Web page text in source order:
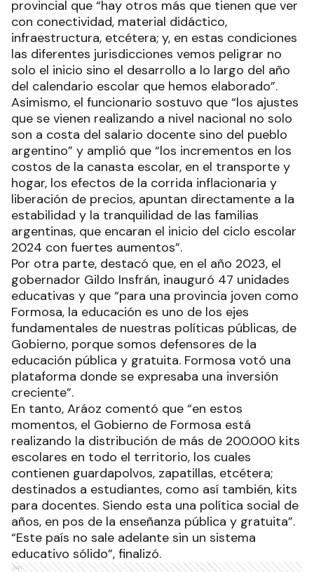
provincial que “hay otros más que tienen que ver
con conectividad, material didáctico,
infraestructura, etcétera; y, en estas condiciones
las diferentes jurisdicciones vemos peligrar no
solo el inicio sino el desarrollo a lo largo del año
del calendario escolar que hemos elaborado”.
Asimismo, el funcionario sostuvo que “los ajustes
que se vienen realizando a nivel nacional no solo
son a costa del salario docente sino del pueblo
argentino” y amplió que “los incrementos en los
costos de la canasta escolar, en el transporte y
hogar, los efectos de la corrida inflacionaria y
liberación de precios, apuntan directamente a la
estabilidad y la tranquilidad de las familias
argentinas, que encaran el inicio del ciclo escolar
2024 con fuertes aumentos”.
Por otra parte, destacó que, en el año 2023, el
gobernador Gildo Insfrán, inauguró 47 unidades
educativas y que “para una provincia joven como
Formosa, la educación es uno de los ejes
fundamentales de nuestras políticas públicas, de
Gobierno, porque somos defensores de la
educación pública y gratuita. Formosa votó una
plataforma donde se expresaba una inversión
creciente”.
En tanto, Aráoz comentó que “en estos
momentos, el Gobierno de Formosa está
realizando la distribución de más de 200.000 kits
escolares en todo el territorio, los cuales
contienen guardapolvos, zapatillas, etcétera;
destinados a estudiantes, como así también, kits
para docentes. Siendo esta una política social de
años, en pos de la enseñanza pública y gratuita”.
“Este país no sale adelante sin un sistema
educativo sólido”, finalizó.
Ads